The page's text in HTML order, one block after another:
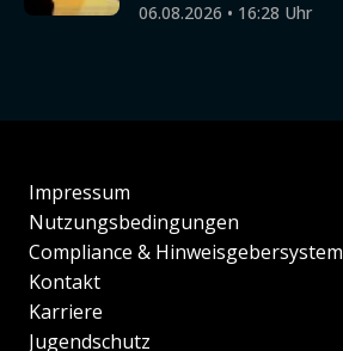
06.08.2026 • 16:28 Uhr
Impressum
Nutzungsbedingungen
Compliance & Hinweisgebersystem
Kontakt
Karriere
Jugendschutz